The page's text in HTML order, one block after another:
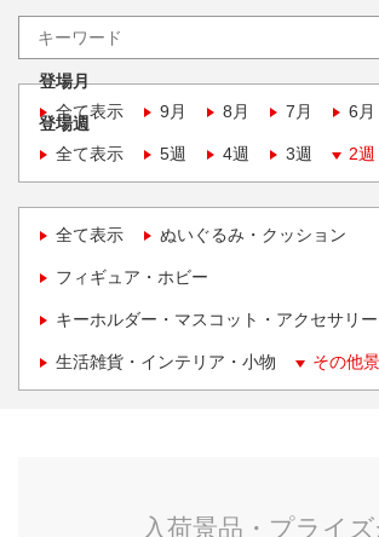
登場月
全て表示
9月 8月 7月 6月
登場週
全て表示
5週 4週 3週 2週
全て表示 ぬいぐるみ・クッション
フィギュア・ホビー
キーホルダー・マスコット・アクセサリー
生活雑貨・インテリア・小物 その他